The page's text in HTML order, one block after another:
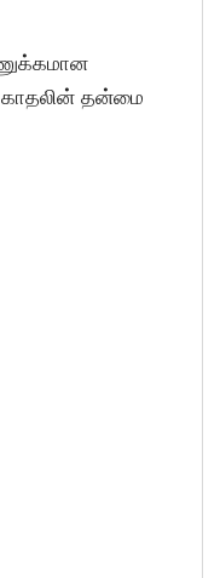
காதலின் தன்மை